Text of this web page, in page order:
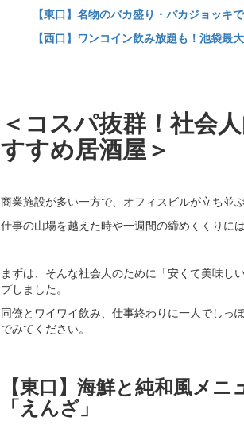
【東口】名物のバカ盛り・バカジョッキ
【西口】ワンコイン飲み放題も！池袋最
＜コスパ抜群！社会
すすめ居酒屋＞
商業施設が多い一方で、オフィスビルが立ち並
仕事の山場を越えた時や一週間の締めくくりに
まずは、そんな社会人のために「安くて美味し
プしました。
同僚とワイワイ飲み、仕事終わりに一人でしっ
でみてください。
【東口】海鮮と純和風メ
「えんざ」